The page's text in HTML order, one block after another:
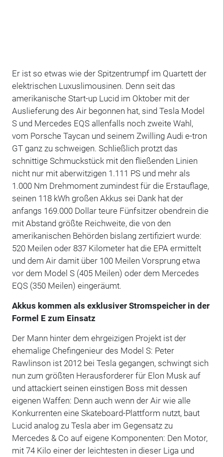
Er ist so etwas wie der Spitzentrumpf im Quartett der
elektrischen Luxuslimousinen. Denn seit das
amerikanische Start-up Lucid im Oktober mit der
Auslieferung des Air begonnen hat, sind Tesla Model
S und Mercedes EQS allenfalls noch zweite Wahl,
vom Porsche Taycan und seinem Zwilling Audi e-tron
GT ganz zu schweigen. Schließlich protzt das
schnittige Schmuckstück mit den fließenden Linien
nicht nur mit aberwitzigen 1.111 PS und mehr als
1.000 Nm Drehmoment zumindest für die Erstauflage,
seinen 118 kWh großen Akkus sei Dank hat der
anfangs 169.000 Dollar teure Fünfsitzer obendrein die
mit Abstand größte Reichweite, die von den
amerikanischen Behörden bislang zertifiziert wurde:
520 Meilen oder 837 Kilometer hat die EPA ermittelt
und dem Air damit über 100 Meilen Vorsprung etwa
vor dem Model S (405 Meilen) oder dem Mercedes
EQS (350 Meilen) eingeräumt.
Akkus kommen als exklusiver Stromspeicher in der
Formel E zum Einsatz
Der Mann hinter dem ehrgeizigen Projekt ist der
ehemalige Chefingenieur des Model S: Peter
Rawlinson ist 2012 bei Tesla gegangen, schwingt sich
nun zum größten Herausforderer für Elon Musk auf
und attackiert seinen einstigen Boss mit dessen
eigenen Waffen: Denn auch wenn der Air wie alle
Konkurrenten eine Skateboard-Plattform nutzt, baut
Lucid analog zu Tesla aber im Gegensatz zu
Mercedes & Co auf eigene Komponenten: Den Motor,
mit 74 Kilo einer der leichtesten in dieser Liga und